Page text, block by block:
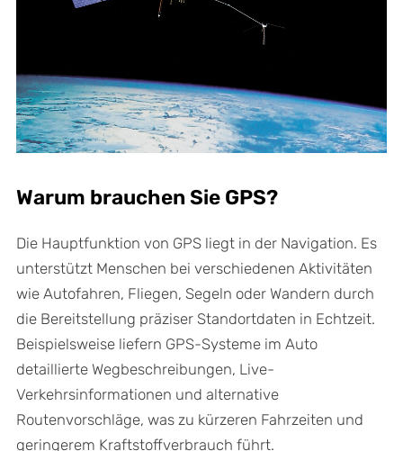
Warum brauchen Sie GPS?
Die Hauptfunktion von GPS liegt in der Navigation. Es
unterstützt Menschen bei verschiedenen Aktivitäten
wie Autofahren, Fliegen, Segeln oder Wandern durch
die Bereitstellung präziser Standortdaten in Echtzeit.
Beispielsweise liefern GPS-Systeme im Auto
detaillierte Wegbeschreibungen, Live-
Verkehrsinformationen und alternative
Routenvorschläge, was zu kürzeren Fahrzeiten und
geringerem Kraftstoffverbrauch führt.